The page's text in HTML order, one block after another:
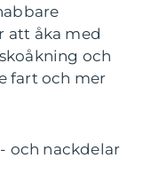
att åka med
och
fart och mer
och nackdelar